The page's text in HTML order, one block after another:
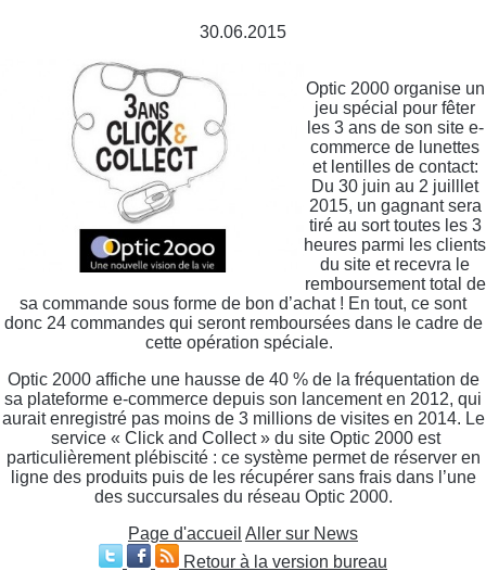
30.06.2015
Optic 2000 organise un
jeu spécial pour fêter
les 3 ans de son site e-
commerce de lunettes
et lentilles de contact:
Du 30 juin au 2 juilllet
2015, un gagnant sera
tiré au sort toutes les 3
heures parmi les clients
du site et recevra le
remboursement total de
sa commande sous forme de bon d’achat ! En tout, ce sont
donc 24 commandes qui seront remboursées dans le cadre de
cette opération spéciale.
Optic 2000 affiche une hausse de 40 % de la fréquentation de
sa plateforme e-commerce depuis son lancement en 2012, qui
aurait enregistré pas moins de 3 millions de visites en 2014. Le
service « Click and Collect » du site Optic 2000 est
particulièrement plébiscité : ce système permet de réserver en
ligne des produits puis de les récupérer sans frais dans l’une
des succursales du réseau Optic 2000.
Page d'accueil Aller sur News
Retour à la version bureau